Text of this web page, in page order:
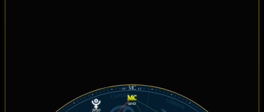
08° MC 43'
GÉMINIS
CÁNCER
28°33'
08°43'